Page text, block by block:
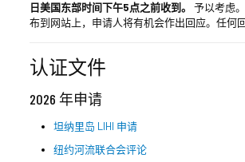
日美国东部时间下午5点之前收到。
予以考虑
布到网站上，申请人将有机会作出回应。任何
认证文件
2026 年申请
坦纳里岛 LIHI 申请
纽约河流联合会评论